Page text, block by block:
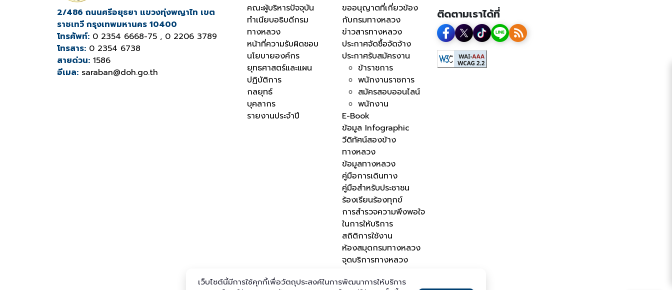
2/486 ถนนศรีอยุธยา แขวงทุ่งพญาไท เขต
ราชเทวี กรุงเทพมหานคร 10400
โทรศัพท์: 0 2354 6668-75 , 0 2206 3789
โทรสาร: 0 2354 6738
สายด่วน: 1586
อีเมล: saraban@doh.go.th
คณะผู้บริหารปัจจุบัน
ทำเนียบอธิบดีกรม
ทางหลวง
หน้าที่ความรับผิดชอบ
นโยบายองค์กร
ยุทธศาสตร์และแผน
ปฏิบัติการ
กลยุทธ์
บุคลากร
รายงานประจำปี
ขออนุญาตที่เกี่ยวข้อง
กับกรมทางหลวง
ข่าวสารทางหลวง
ประกาศจัดซื้อจัดจ้าง
ประกาศรับสมัครงาน
ข้าราชการ
พนักงานราชการ
สมัครสอบออนไลน์
พนักงาน
E-Book
ข้อมูล Infographic
วีดิทัศน์สองข้าง
ทางหลวง
ข้อมูลทางหลวง
คู่มือการเดินทาง
คู่มือสำหรับประชาชน
ร้องเรียนร้องทุกข์
การสำรวจความพึงพอใจ
ในการให้บริการ
สถิติการใช้งาน
ห้องสมุดกรมทางหลวง
จุดบริการทางหลวง
ติดตามเราได้ที่
เว็บไซต์นี้มีการใช้คุกกี้เพื่อวัตถุประสงค์ในการพัฒนาการให้บริการ